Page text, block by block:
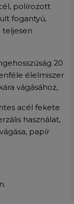
polírozott
fogantyú,
20
élelmiszer
vágásához,
acél fekete
használat,
papír